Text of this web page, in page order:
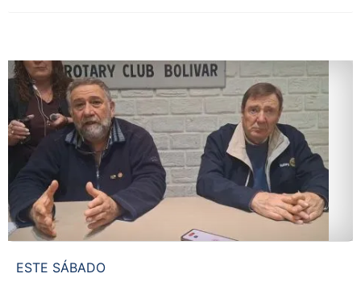
ESTE SÁBADO